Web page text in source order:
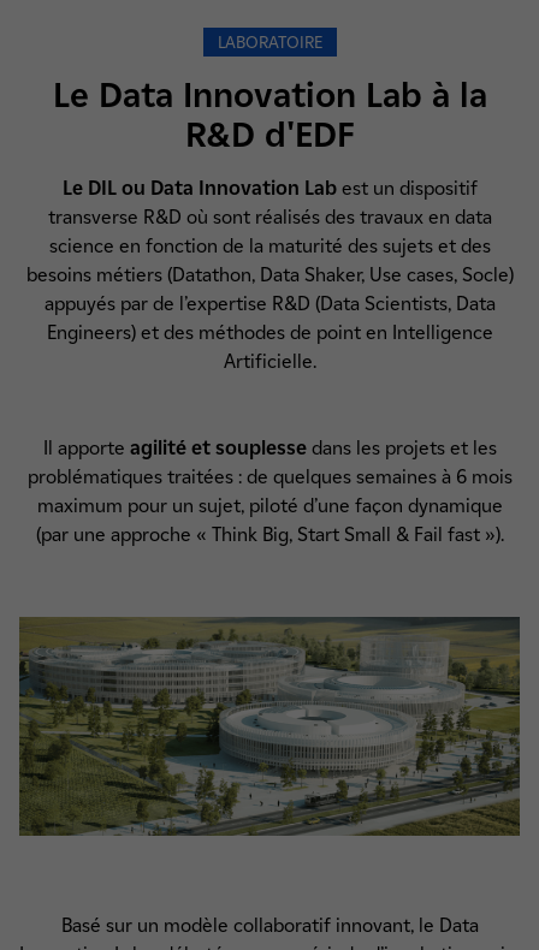
Le Data Innovation Lab à la
R&D d'EDF
LABORATOIRE
Le DIL ou Data Innovation Labest un dispositif
transverse R&D où sont réalisés des travaux en data
science en fonction de la maturité des sujets et des
besoins métiers (Datathon, Data Shaker, Use cases, Socle)
appuyés par de l’expertise R&D (Data Scientists, Data
Engineers) et des méthodes de point en Intelligence
Artificielle.
Il apporte agilité et souplessedans les projets et les
problématiques traitées : de quelques semaines à 6 mois
maximum pour un sujet, piloté d’une façon dynamique
(par une approche « Think Big, Start Small & Fail fast »).
Basé sur un modèle collaboratif innovant, le Data